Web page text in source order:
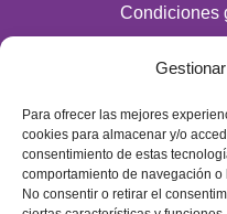
Para ofrecer las mejores
cookies para almacenar y/o
consentimiento de estas
comportamiento de navegación
No consentir o retirar el
Condiciones
De Lunes a
Festivos sujetos al